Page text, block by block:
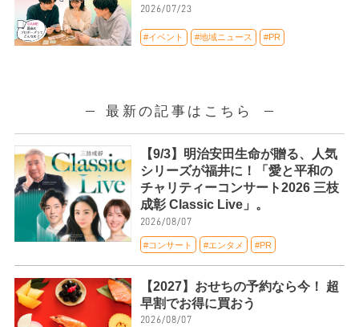
2026/07/23
#イベント #地域ニュース #PR
最新の記事はこちら
【9/3】明治安田生命が贈る、人気
シリーズが福井に！「愛と平和の
チャリティーコンサート2026 三枝
成彰 Classic Live」。
2026/08/07
#コンサート #エンタメ #PR
【2027】おせちの予約なら今！ 超
早割でお得に買おう
2026/08/07